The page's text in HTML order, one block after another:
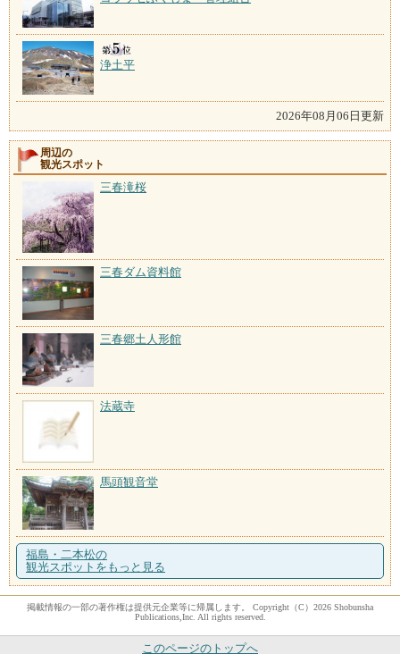
浄土平
2026年08月06日更新
周辺の
観光スポット
三春滝桜
三春ダム資料館
三春郷土人形館
法蔵寺
馬頭観音堂
福島・二本松の
観光スポットをもっと見る
掲載情報の一部の著作権は提供元企業等に帰属します。 Copyright（C）2026 Shobunsha
Publications,Inc. All rights reserved.
このページのトップへ